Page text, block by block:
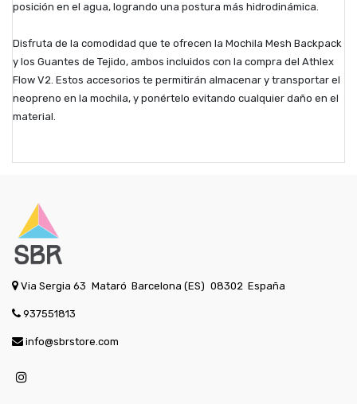
posición en el agua, logrando una postura más hidrodinámica.
Disfruta de la comodidad que te ofrecen la Mochila Mesh Backpack
y los Guantes de Tejido, ambos incluidos con la compra del Athlex
Flow V2. Estos accesorios te permitirán almacenar y transportar el
neopreno en la mochila, y ponértelo evitando cualquier daño en el
material.
Via Sergia 63 Mataró Barcelona (ES) 08302 España
937551813
info@sbrstore.com